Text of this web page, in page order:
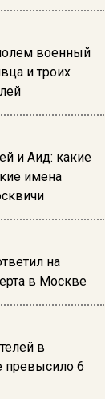
военный
и троих
и Аид: какие
имена
на
в Москве
в
превысило 6